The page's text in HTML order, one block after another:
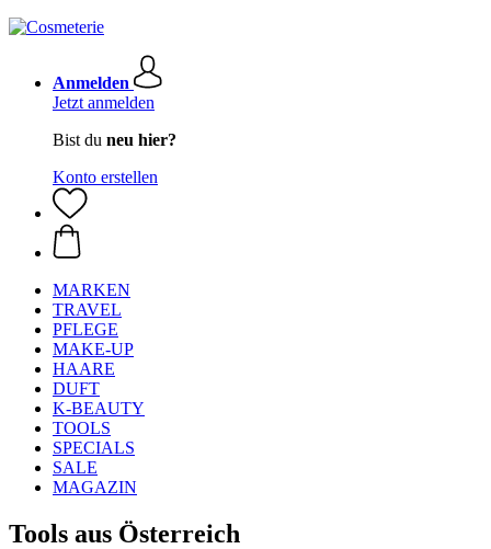
Anmelden
Jetzt anmelden
Bist du neu hier?
Konto erstellen
MARKEN
TRAVEL
PFLEGE
MAKE-UP
HAARE
DUFT
K-BEAUTY
TOOLS
SPECIALS
SALE
MAGAZIN
Tools aus Österreich